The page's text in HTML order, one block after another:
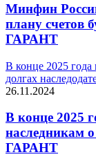
Минфин
плану счетов
ГАРАНТ
В конце 2025 года
долгах
26.11.2024
В конце 2025
наследникам
ГАРАНТ